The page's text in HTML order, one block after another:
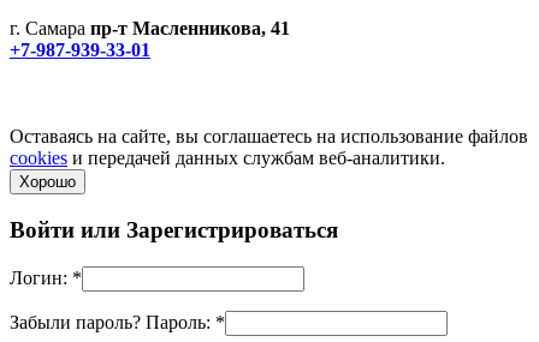
г. Самара пр-т Масленникова, 41
+7-987-939-33-01
Оставаясь на сайте, вы соглашаетесь на использование файлов
cookies и передачей данных службам веб-аналитики.
Хорошо
Войти или Зарегистрироваться
Логин: *
Забыли пароль? Пароль: *